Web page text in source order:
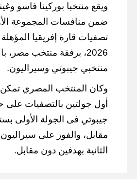
ويقع منتخبا بوركينا فاسو
ضمن منافسات المجموعة
تصفيات قارة إفريقيا
2026، برفقة منتخب مصر،
منتخبي جيبوتي وسيراليون.
وكان المنتخب المصري
أول جولتين بالتصفيات
جيبوتي فى الجولة الأولى
مقابل، والفوز على
الثانية بهدفين دون مقابل.